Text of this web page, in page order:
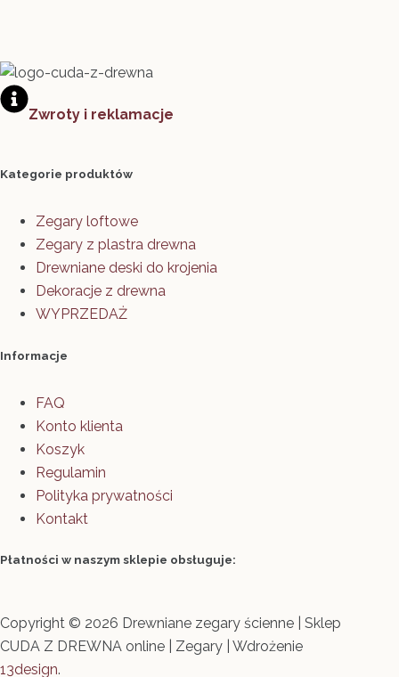
Zwroty i reklamacje
Kategorie produktów
Zegary loftowe
Zegary z plastra drewna
Drewniane deski do krojenia
Dekoracje z drewna
WYPRZEDAŻ
Informacje
FAQ
Konto klienta
Koszyk
Regulamin
Polityka prywatności
Kontakt
Płatności w naszym sklepie obsługuje:
Copyright © 2026 Drewniane zegary ścienne | Sklep
CUDA Z DREWNA online | Zegary | Wdrożenie
13design.